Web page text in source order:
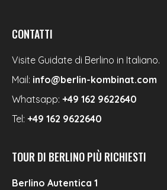
CONTATTI
Visite Guidate di Berlino in Italiano.
Mail: info@berlin-kombinat.com
Whatsapp: +49 162 9622640
Tel: +49 162 9622640
TOUR DI BERLINO PIÙ RICHIESTI
Berlino Autentica 1